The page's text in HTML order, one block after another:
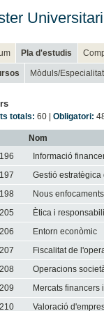
Pla d'estudis
Mòduls/
totals: 60 | Obligatori:
Nom
Informació
Gestió estratègica
Nous
Ètica i
Entorn econòmic
Fiscalitat de
Operacions
Mercats financers
Valoració